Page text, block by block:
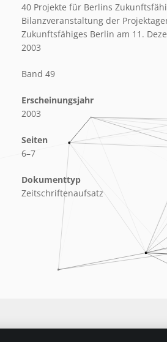
40 Projekte für Berlins
Bilanzveranstaltung der
Zukunftsfähiges Berlin am 11.
2003
Band 49
Erscheinungsjahr
2003
Seiten
6–7
Dokumenttyp
Zeitschriftenaufsatz